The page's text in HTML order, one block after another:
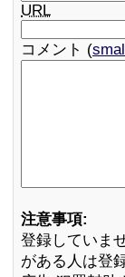
URL
コメント (
注意事項:
登録していま
がある人は登